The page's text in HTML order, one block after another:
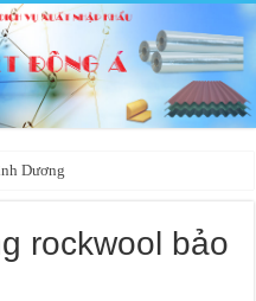
Dương
rockwool bảo